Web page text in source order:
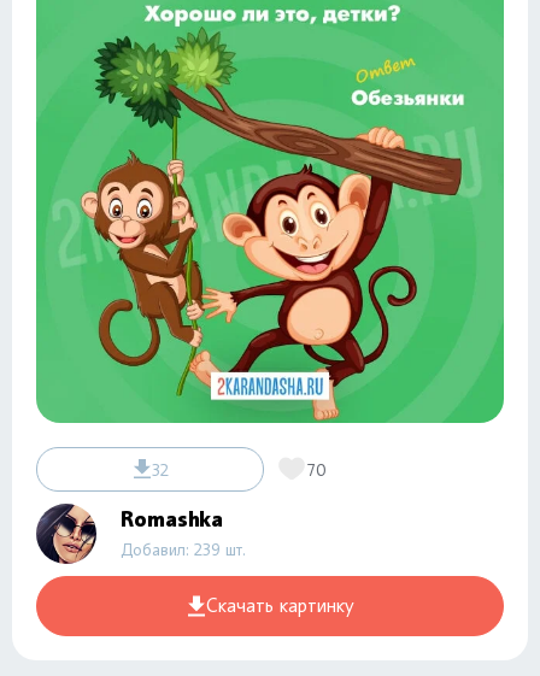
32 70
Romashka
Добавил: 239 шт.
Скачать картинку